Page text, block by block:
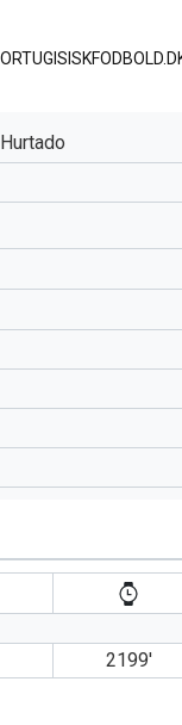
2199′